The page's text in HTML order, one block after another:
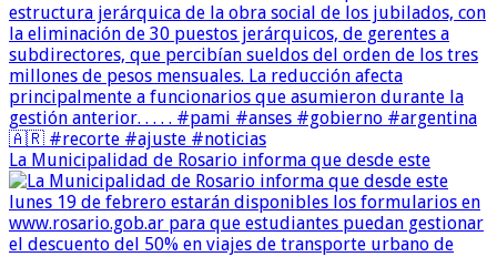
La Municipalidad de Rosario informa que desde este